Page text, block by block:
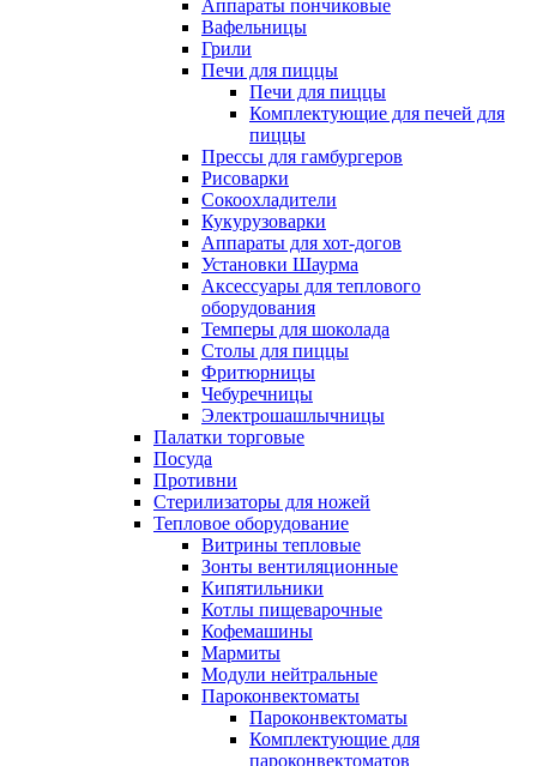
Аппараты пончиковые
Вафельницы
Грили
Печи для пиццы
Печи для пиццы
Комплектующие для печей для
пиццы
Прессы для гамбургеров
Рисоварки
Сокоохладители
Кукурузоварки
Аппараты для хот-догов
Установки Шаурма
Аксессуары для теплового
оборудования
Темперы для шоколада
Столы для пиццы
Фритюрницы
Чебуречницы
Электрошашлычницы
Палатки торговые
Посуда
Противни
Стерилизаторы для ножей
Тепловое оборудование
Витрины тепловые
Зонты вентиляционные
Кипятильники
Котлы пищеварочные
Кофемашины
Мармиты
Модули нейтральные
Пароконвектоматы
Пароконвектоматы
Комплектующие для
пароконвектоматов